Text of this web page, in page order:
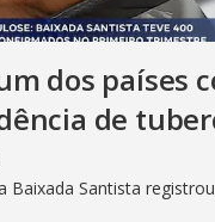
dos países
de
Baixada Santista